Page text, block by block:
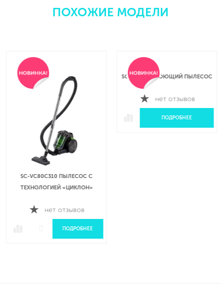
ПОХОЖИЕ МОДЕЛИ
SC-VC80C310 ПЫЛЕСОС С
ТЕХНОЛОГИЕЙ «ЦИКЛОН»
нет отзывов
ПОДРОБНЕЕ
SC-SC47W1 МОЮЩИЙ ПЫЛЕСОС
нет отзывов
ПОДРОБНЕЕ